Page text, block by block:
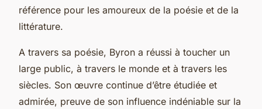
référence pour les amoureux de la poésie et de la
littérature.
A travers sa poésie, Byron a réussi à toucher un
large public, à travers le monde et à travers les
siècles. Son œuvre continue d’être étudiée et
admirée, preuve de son influence indéniable sur la